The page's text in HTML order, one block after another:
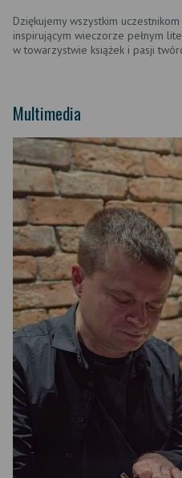
Dziękujemy wszystkim
inspirującym wieczorze pełnym
w towarzystwie książek i pasji
Multimedia